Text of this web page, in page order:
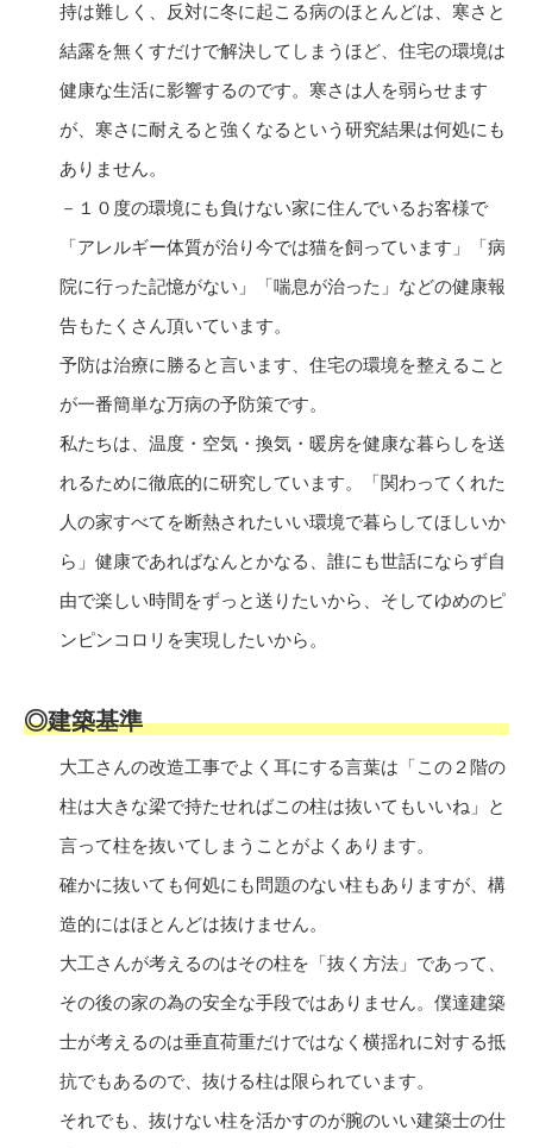
持は難しく、反対に冬に起こる病のほとんどは、寒さと
結露を無くすだけで解決してしまうほど、住宅の環境は
健康な生活に影響するのです。寒さは人を弱らせます
が、寒さに耐えると強くなるという研究結果は何処にも
ありません。
－１０度の環境にも負けない家に住んでいるお客様で
「アレルギー体質が治り今では猫を飼っています」「病
院に行った記憶がない」「喘息が治った」などの健康報
告もたくさん頂いています。
予防は治療に勝ると言います、住宅の環境を整えること
が一番簡単な万病の予防策です。
私たちは、温度・空気・換気・暖房を健康な暮らしを送
れるために徹底的に研究しています。「関わってくれた
人の家すべてを断熱されたいい環境で暮らしてほしいか
ら」健康であればなんとかなる、誰にも世話にならず自
由で楽しい時間をずっと送りたいから、そしてゆめのピ
ンピンコロリを実現したいから。
◎建築基準
大工さんの改造工事でよく耳にする言葉は「この２階の
柱は大きな梁で持たせればこの柱は抜いてもいいね」と
言って柱を抜いてしまうことがよくあります。
確かに抜いても何処にも問題のない柱もありますが、構
造的にはほとんどは抜けません。
大工さんが考えるのはその柱を「抜く方法」であって、
その後の家の為の安全な手段ではありません。僕達建築
士が考えるのは垂直荷重だけではなく横揺れに対する抵
抗でもあるので、抜ける柱は限られています。
それでも、抜けない柱を活かすのが腕のいい建築士の仕